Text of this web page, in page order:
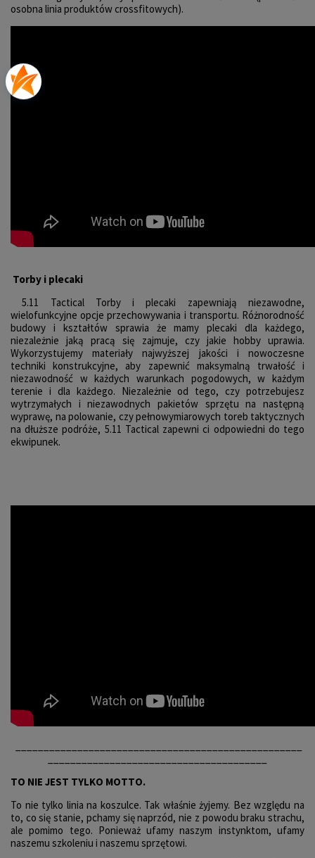
osobna linia produktów crossfitowych).
Torby i plecaki
5.11 Tactical Torby i plecaki zapewniają niezawodne,
wielofunkcyjne opcje przechowywania i transportu. Różnorodność
budowy i kształtów sprawia że mamy plecaki dla każdego,
niezależnie jaką pracą się zajmuje, czy jakie hobby uprawia.
Wykorzystujemy materiały najwyższej jakości i nowoczesne
techniki konstrukcyjne, aby zapewnić maksymalną trwałość i
niezawodność w każdych warunkach pogodowych, w każdym
terenie i dla każdego. Niezależnie od tego, czy potrzebujesz
wytrzymałych i niezawodnych pakietów sprzętu na następną
wyprawę, na polowanie, czy pełnowymiarowych toreb taktycznych
na dłuższe podróże, 5.11 Tactical zapewni ci odpowiedni do tego
ekwipunek.
TO NIE JEST TYLKO MOTTO.
To nie tylko linia na koszulce. Tak właśnie żyjemy. Bez względu na
to, co się stanie, pchamy się naprzód, nie z powodu braku strachu,
ale pomimo tego. Ponieważ ufamy naszym instynktom, ufamy
naszemu szkoleniu i naszemu sprzętowi.